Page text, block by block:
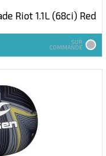
Riot 1.1L (68ci) Red
SUR
COMMANDE